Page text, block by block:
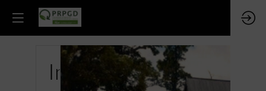
Informations